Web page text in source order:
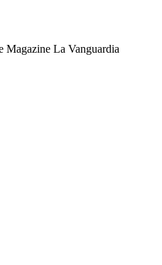
Magazine La Vanguardia